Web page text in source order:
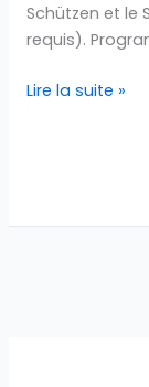
Schützen et le
requis).
Lire la suite »